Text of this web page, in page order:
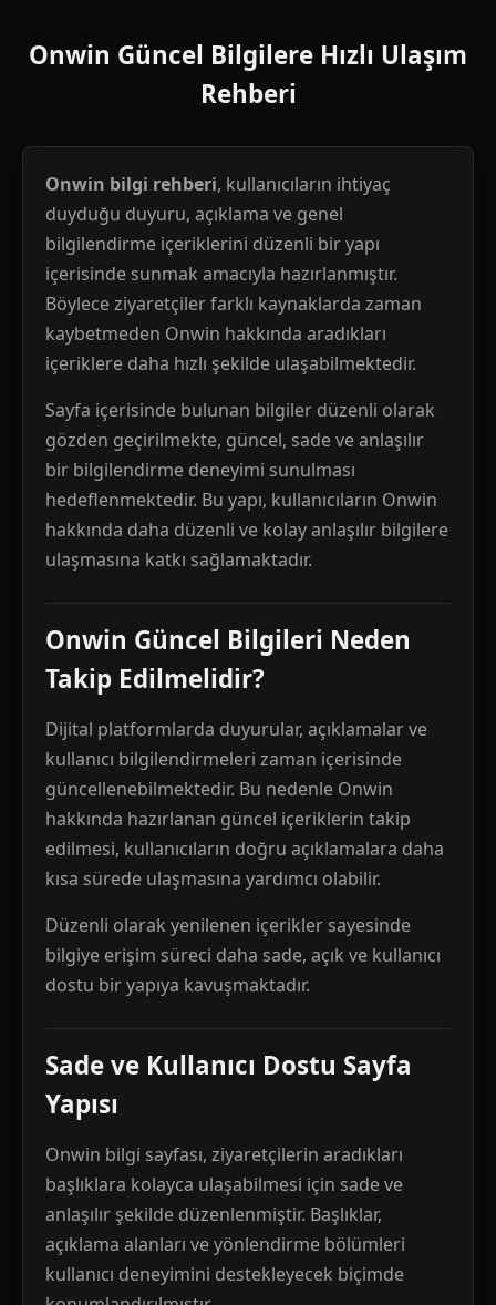
Onwin Güncel Bilgilere Hızlı Ulaşım
Rehberi
Onwin bilgi rehberi, kullanıcıların ihtiyaç
duyduğu duyuru, açıklama ve genel
bilgilendirme içeriklerini düzenli bir yapı
içerisinde sunmak amacıyla hazırlanmıştır.
Böylece ziyaretçiler farklı kaynaklarda zaman
kaybetmeden Onwin hakkında aradıkları
içeriklere daha hızlı şekilde ulaşabilmektedir.
Sayfa içerisinde bulunan bilgiler düzenli olarak
gözden geçirilmekte, güncel, sade ve anlaşılır
bir bilgilendirme deneyimi sunulması
hedeflenmektedir. Bu yapı, kullanıcıların Onwin
hakkında daha düzenli ve kolay anlaşılır bilgilere
ulaşmasına katkı sağlamaktadır.
Onwin Güncel Bilgileri Neden
Takip Edilmelidir?
Dijital platformlarda duyurular, açıklamalar ve
kullanıcı bilgilendirmeleri zaman içerisinde
güncellenebilmektedir. Bu nedenle Onwin
hakkında hazırlanan güncel içeriklerin takip
edilmesi, kullanıcıların doğru açıklamalara daha
kısa sürede ulaşmasına yardımcı olabilir.
Düzenli olarak yenilenen içerikler sayesinde
bilgiye erişim süreci daha sade, açık ve kullanıcı
dostu bir yapıya kavuşmaktadır.
Sade ve Kullanıcı Dostu Sayfa
Yapısı
Onwin bilgi sayfası, ziyaretçilerin aradıkları
başlıklara kolayca ulaşabilmesi için sade ve
anlaşılır şekilde düzenlenmiştir. Başlıklar,
açıklama alanları ve yönlendirme bölümleri
kullanıcı deneyimini destekleyecek biçimde